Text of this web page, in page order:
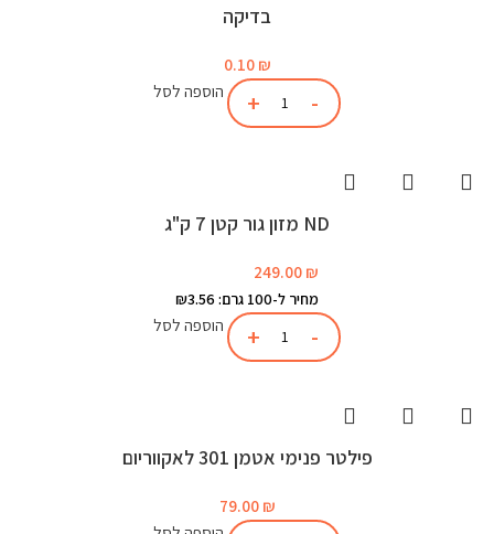
בדיקה
0.10 ₪
הוספה לסל
ND מזון גור קטן 7 ק"ג
249.00 ₪
מחיר ל-100 גרם: ₪3.56
הוספה לסל
פילטר פנימי אטמן 301 לאקווריום
79.00 ₪